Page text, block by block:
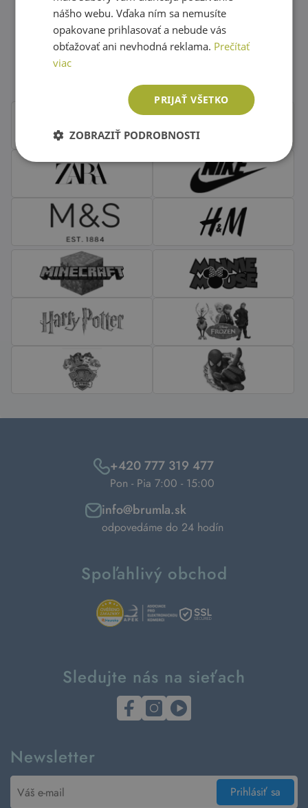
Obľúbené značky second hand
+420 777 319 477
Pon - Pia 7:00 - 15:00
info@brumla.sk
odpovedáme do 24 hodín
Spoľahlivý obchod
Sledujte nás na sieťach
Newsletter
Prihlásiť sa
nášho webu. Vďaka ním sa nemusíte
opakovane prihlasovať a nebude vás
obťažovať ani nevhodná reklama. Prečítať
viac
PRIJAŤ VŠETKO
ZOBRAZIŤ PODROBNOSTI